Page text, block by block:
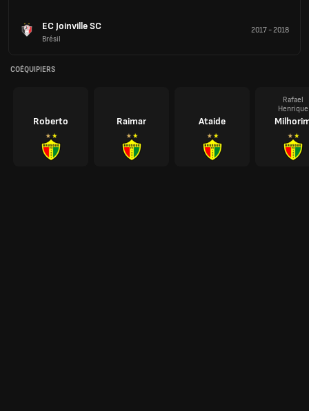
EC Joinville SC
Brésil
2017-2018
COÉQUIPIERS
Roberto Raimar Ataide
Rafael
Henrique